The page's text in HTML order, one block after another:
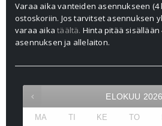
Varaa aika vanteiden asennukseen (4
ostoskoriin. Jos tarvitset asennuksen
varaa aikatäältä. Hinta pitää sisällään
asennuksen ja allelaiton.
ELOKUU 2026
MA TI KE TO